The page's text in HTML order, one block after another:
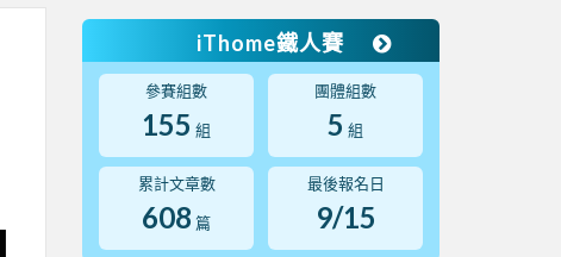
iThome鐵人賽
參賽組數
155 組
團體組數
5 組
累計文章數
608 篇
最後報名日
9/15